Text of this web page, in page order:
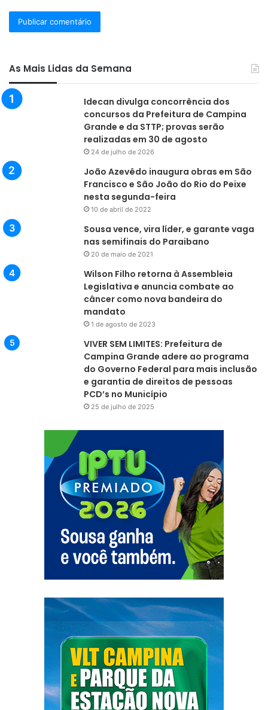
As Mais Lidas da Semana
Idecan divulga concorrência dos
concursos da Prefeitura de Campina
Grande e da STTP; provas serão
realizadas em 30 de agosto
24 de julho de 2026
João Azevêdo inaugura obras em São
Francisco e São João do Rio do Peixe
nesta segunda-feira
10 de abril de 2022
Sousa vence, vira líder, e garante vaga
nas semifinais do Paraibano
20 de maio de 2021
Wilson Filho retorna à Assembleia
Legislativa e anuncia combate ao
câncer como nova bandeira do
mandato
1 de agosto de 2023
VIVER SEM LIMITES: Prefeitura de
Campina Grande adere ao programa
do Governo Federal para mais inclusão
e garantia de direitos de pessoas
PCD’s no Município
25 de julho de 2025